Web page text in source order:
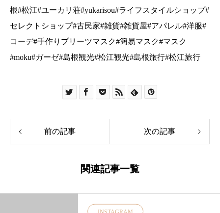
前の記事 次の記事
関連記事一覧